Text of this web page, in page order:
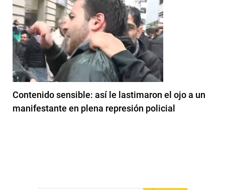
Contenido sensible: así le lastimaron el ojo a un
manifestante en plena represión policial